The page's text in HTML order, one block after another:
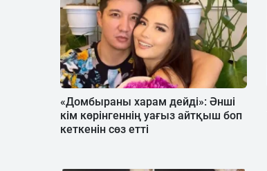
«Домбыраны харам дейді»: Әнші
кім көрінгеннің уағыз айтқыш боп
кеткенін сөз етті